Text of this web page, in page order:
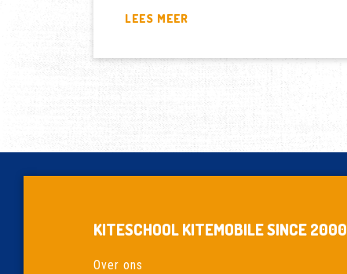
LEES MEERKITESURFEN:
HET
KOPEN
VAN
JE
EERSTE
HYDROFOIL
KITESCHOOL KITEMOBILE SINCE 2000
Over ons